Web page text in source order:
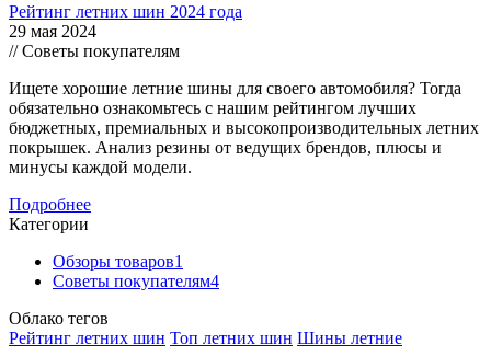
Рейтинг летних шин 2024 года
29 мая 2024
// Советы покупателям
Ищете хорошие летние шины для своего автомобиля? Тогда
обязательно ознакомьтесь с нашим рейтингом лучших
бюджетных, премиальных и высокопроизводительных летних
покрышек. Анализ резины от ведущих брендов, плюсы и
минусы каждой модели.
Подробнее
Категории
Обзоры товаров1
Советы покупателям4
Облако тегов
Рейтинг летних шин Топ летних шин Шины летние